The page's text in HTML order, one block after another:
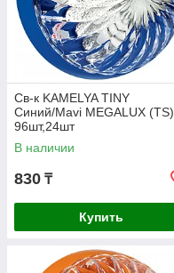
Св-к KAMELYA TINY
Синий/Mavi MEGALUX (TS)
96шт,24шт
В наличии
830 ₸
Купить